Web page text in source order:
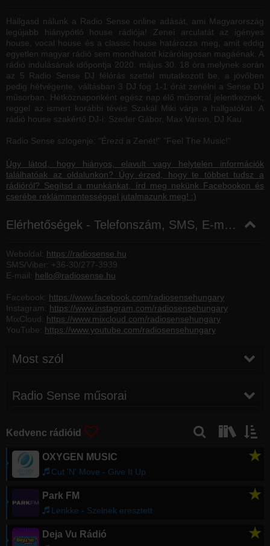
Hallgasd nálunk a Radio Sense online adását, ami Magyarország
legújabb hiánypótló house rádiója! Zenei arculatát az igényes
house, vocal house és a classic house határozza meg, amit eddig
egyetlen magyar rádió sem mondhatott kizárólagosan magáénak. A
rádió indulásának időpontja 2020. május 30. 18 óra melynek során
az 5 Radio Sense DJ félórás szettel mutatkozott be, a jövőben
pedig hétvégente, váltásban 3 DJ fog 1-1 órát zenélni a Sense DJ
műsorban. Hétköznaponként egész nap élő műsorral jelentkeznek,
reggel az ismert korábbi tévés Szakál Miki várja a hallgatókat. A
rádió house szakértő DJ-i: Szeder Gábor, Max Varion, DJ Kau.
Radio Sense szlogenje: "Érezd a Zenét!" "Feel The Music!"
Úgy látod, hogy hiányos, elavult vagy helytelen információk
találhatóak az oldalunkon? Úgy érzed, hogy te többet tudsz a
rádióról? Segítsd a munkánkat, írd meg nekünk Facebookon és
cserébe reklámmentességgel jutalmazunk meg! :)
Elérhetőségek - Telefonszám, SMS, E-mail, Facebook
Weboldal: https://radiosense.hu
SMS/Viber: +36-30/277-3939
E-mail: hello@radiosense.hu
Facebook: https://www.facebook.com/radiosensehungary
Instagram: https://www.instagram.com/radiosensehungary
MixCloud: https://www.mixcloud.com/radiosensehungary
YouTube: https://www.youtube.com/radiosensehungary
Most szól
Radio Sense műsorai
Kedvenc rádióid
OXYGEN MUSIC ★
Cut 'N' Move - Give It Up
Park FM ★
Lenkke - Szelnek eresztett
Deja Vu Rádió ★